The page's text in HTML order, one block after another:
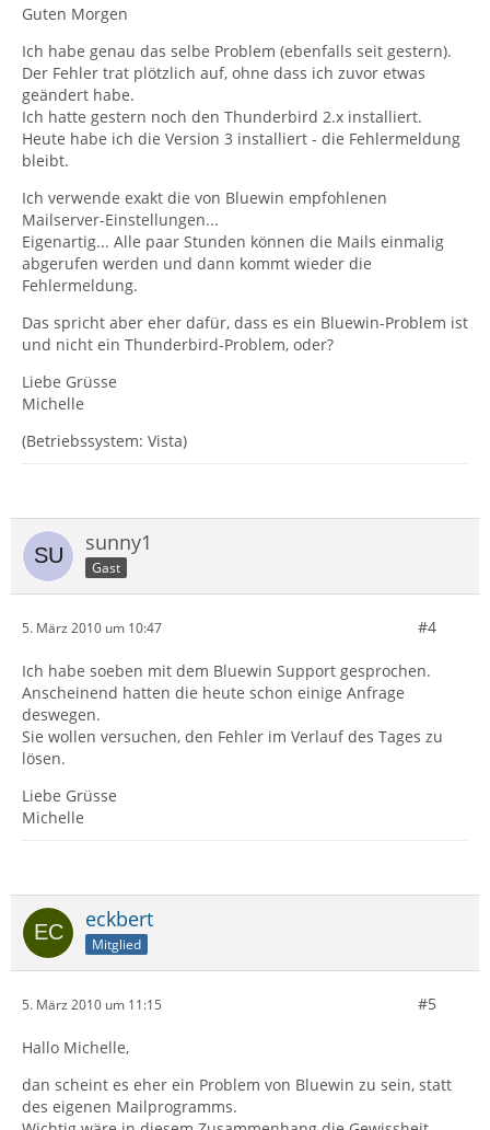
Guten Morgen
Ich habe genau das selbe Problem (ebenfalls seit gestern).
Der Fehler trat plötzlich auf, ohne dass ich zuvor etwas
geändert habe.
Ich hatte gestern noch den Thunderbird 2.x installiert.
Heute habe ich die Version 3 installiert - die Fehlermeldung
bleibt.
Ich verwende exakt die von Bluewin empfohlenen
Mailserver-Einstellungen...
Eigenartig... Alle paar Stunden können die Mails einmalig
abgerufen werden und dann kommt wieder die
Fehlermeldung.
Das spricht aber eher dafür, dass es ein Bluewin-Problem ist
und nicht ein Thunderbird-Problem, oder?
Liebe Grüsse
Michelle
(Betriebssystem: Vista)
sunny1
Gast
5. März 2010 um 10:47 #4
Ich habe soeben mit dem Bluewin Support gesprochen.
Anscheinend hatten die heute schon einige Anfrage
deswegen.
Sie wollen versuchen, den Fehler im Verlauf des Tages zu
lösen.
Liebe Grüsse
Michelle
eckbert
Mitglied
5. März 2010 um 11:15 #5
Hallo Michelle,
dan scheint es eher ein Problem von Bluewin zu sein, statt
des eigenen Mailprogramms.